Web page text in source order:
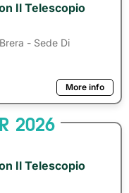
Il Telescopio
- Sede Di
More info
2026
Il Telescopio